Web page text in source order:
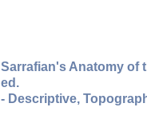
Sarrafian's Anatomy of
ed.
- Descriptive,